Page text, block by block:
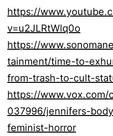
https://
v=u2JLRtWlq0o
https://
tainment/time-to-
from-trash-to-cult-
https://www.vox.com/
037996/jennifers-
feminist-horror